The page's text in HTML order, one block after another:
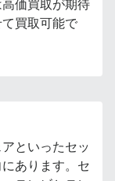
価買取が期待
買取可能で
といったセッ
あります。セ